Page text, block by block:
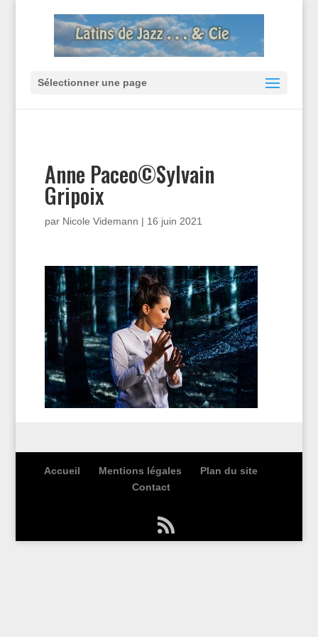
Sélectionner une page
Anne Paceo©Sylvain
Gripoix
par Nicole Videmann | 16 juin 2021
Accueil Mentions légales
Plan du site
Contact